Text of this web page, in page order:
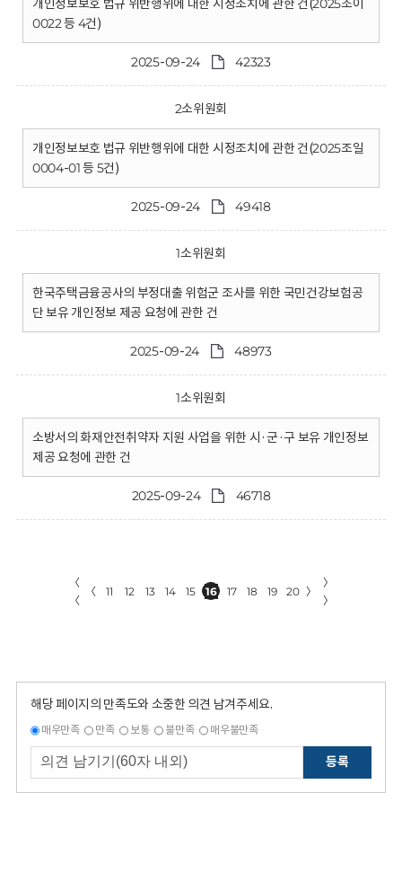
개인정보보호 법규 위반행위에 대한 시정조치에 관한 건(2025조이
0022 등 4건)
2025-09-24 42323
2소위원회
개인정보보호 법규 위반행위에 대한 시정조치에 관한 건(2025조일
0004-01 등 5건)
2025-09-24 49418
1소위원회
한국주택금융공사의 부정대출 위험군 조사를 위한 국민건강보험공
단 보유 개인정보 제공 요청에 관한 건
2025-09-24 48973
1소위원회
소방서의 화재안전취약자 지원 사업을 위한 시·군·구 보유 개인정보
제공 요청에 관한 건
2025-09-24 46718
〈
〈
〈 11 12 13 14 15 16 17 18 19 20 〉
〉
〉
해당 페이지의 만족도와 소중한 의견 남겨주세요.
매우만족 만족 보통 불만족 매우불만족
등록